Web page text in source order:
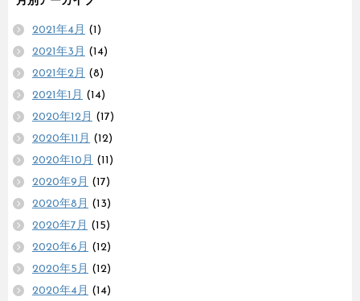
2021年4月 (1)
2021年3月 (14)
2021年2月 (8)
2021年1月 (14)
2020年12月 (17)
2020年11月 (12)
2020年10月 (11)
2020年9月 (17)
2020年8月 (13)
2020年7月 (15)
2020年6月 (12)
2020年5月 (12)
2020年4月 (14)